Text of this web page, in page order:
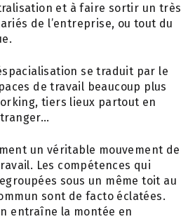
et à faire sortir un très
de l’entreprise, ou tout du
se traduit par le
de travail beaucoup plus
tiers lieux partout en
un véritable mouvement de
Les compétences qui
sous un même toit au
sont de facto éclatées.
entraîne la montée en